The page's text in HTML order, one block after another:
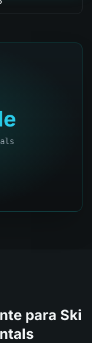
para Ski